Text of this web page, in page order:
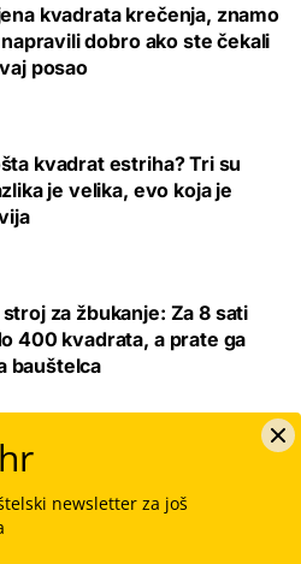
kvadrata krečenja, znamo
dobro ako ste čekali
posao
kvadrat estriha? Tri su
je velika, evo koja je
za žbukanje: Za 8 sati
400 kvadrata, a prate ga
bauštelca
generacija kućnih bazena!
jedan sat
newsletter za još